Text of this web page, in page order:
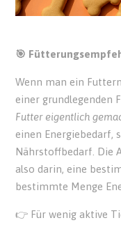
🎯
Wenn man ein
einer grundlegenden
Futter eigentlich
einen Energiebedarf,
Nährstoffbedarf. Die
also darin, eine
bestimmte Menge
👉 Für wenig aktive